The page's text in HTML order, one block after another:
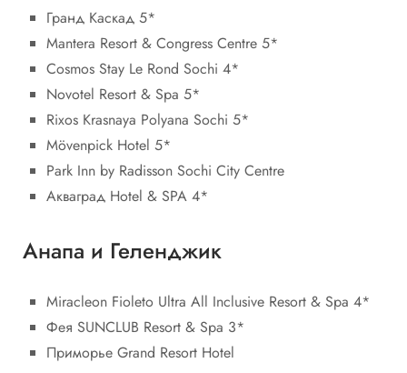
Гранд Каскад 5*
Mantera Resort & Congress Centre 5*
Cosmos Stay Le Rond Sochi 4*
Novotel Resort & Spa 5*
Rixos Krasnaya Polyana Sochi 5*
Mövenpick Hotel 5*
Park Inn by Radisson Sochi City Centre
Акваград Hotel & SPA 4*
Анапа и Геленджик
Miracleon Fioleto Ultra All Inclusive Resort & Spa 4*
Фея SUNCLUB Resort & Spa 3*
Приморье Grand Resort Hotel